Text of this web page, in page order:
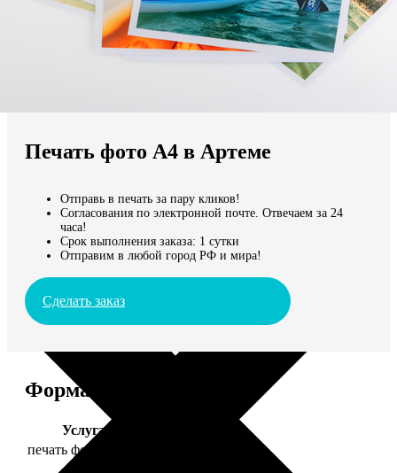
Мы доставляем по всему миру
Продолжить без города
Печать фото А4 в Артеме
Отправь в печать за пару кликов!
Согласования по электронной почте. Отвечаем за 24
часа!
Срок выполнения заказа: 1 сутки
Отправим в любой город РФ и мира!
Сделать заказ
Форматы и цены
Услуга
печать фото 20х30